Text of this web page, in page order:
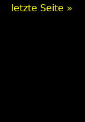
letzte Seite »